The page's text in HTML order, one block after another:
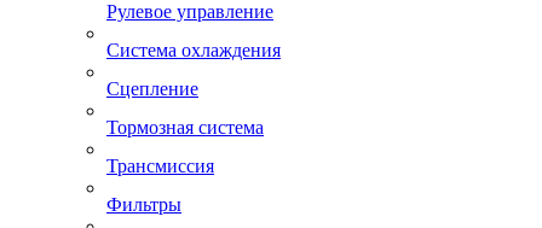
Рулевое управление
Система охлаждения
Сцепление
Тормозная система
Трансмиссия
Фильтры